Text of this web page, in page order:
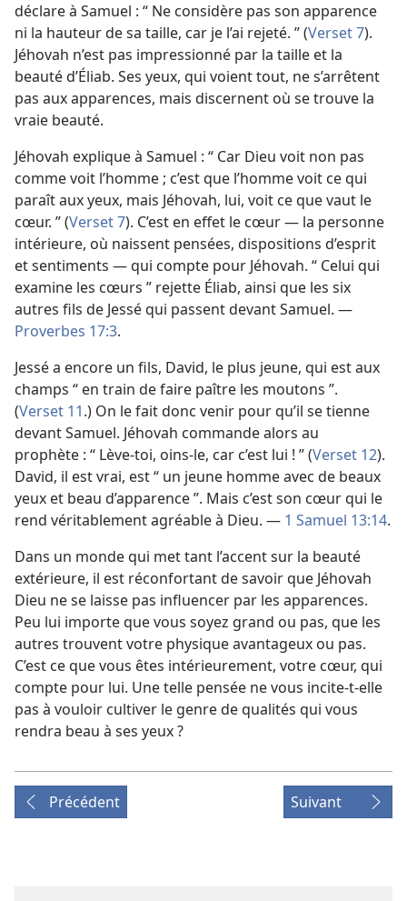
déclare à Samuel : “ Ne considère pas son apparence
ni la hauteur de sa taille, car je l’ai rejeté. ” (Verset 7).
Jéhovah n’est pas impressionné par la taille et la
beauté d’Éliab. Ses yeux, qui voient tout, ne s’arrêtent
pas aux apparences, mais discernent où se trouve la
vraie beauté.
Jéhovah explique à Samuel : “ Car Dieu voit non pas
comme voit l’homme ; c’est que l’homme voit ce qui
paraît aux yeux, mais Jéhovah, lui, voit ce que vaut le
cœur. ” (Verset 7). C’est en effet le cœur — la personne
intérieure, où naissent pensées, dispositions d’esprit
et sentiments — qui compte pour Jéhovah. “ Celui qui
examine les cœurs ” rejette Éliab, ainsi que les six
autres fils de Jessé qui passent devant Samuel. —
Proverbes 17:3.
Jessé a encore un fils, David, le plus jeune, qui est aux
champs “ en train de faire paître les moutons ”.
(Verset 11.) On le fait donc venir pour qu’il se tienne
devant Samuel. Jéhovah commande alors au
prophète : “ Lève-​toi, oins-​le, car c’est lui ! ” (Verset 12).
David, il est vrai, est “ un jeune homme avec de beaux
yeux et beau d’apparence ”. Mais c’est son cœur qui le
rend véritablement agréable à Dieu. — 1 Samuel 13:14.
Dans un monde qui met tant l’accent sur la beauté
extérieure, il est réconfortant de savoir que Jéhovah
Dieu ne se laisse pas influencer par les apparences.
Peu lui importe que vous soyez grand ou pas, que les
autres trouvent votre physique avantageux ou pas.
C’est ce que vous êtes intérieurement, votre cœur, qui
compte pour lui. Une telle pensée ne vous incite-​t-​elle
pas à vouloir cultiver le genre de qualités qui vous
rendra beau à ses yeux ?
Précédent Suivant